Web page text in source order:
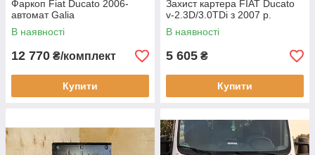
Фаркоп Fiat Ducato 2006-
автомат Galia
В наявності
12 770 ₴/комплект
Купити
Захист картера FIAT Ducato
v-2.3D/3.0TDi з 2007 р.
В наявності
5 605 ₴
Купити